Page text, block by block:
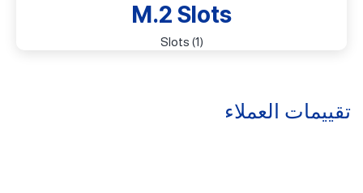
M.2 Slots
(1) Slots
تقييمات العملاء